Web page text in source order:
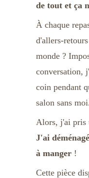
de tout et ça
À chaque
d'allers-
monde ?
conversation,
coin pendant
salon sans
Alors, j'ai pris
J'ai
à manger !
Cette pièce